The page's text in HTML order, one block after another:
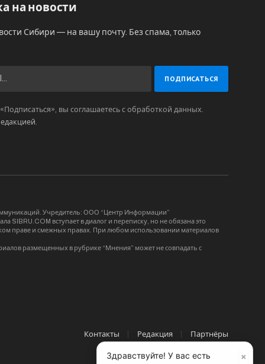
на новости
Сибири — на вашу почту. Без спама, только
вы соглашаетесь с обработкой данных.
Учредитель: ООО “Центр Информации”
SIBRU.COM вступает в диалог и переписку, но не обязана это
праве и смежных правах. При любом использовании материалов
размещенных в рубрике “Мнения” может не совпадать с
Контакты Редакция Партнёры
×
Здравствуйте! У вас есть